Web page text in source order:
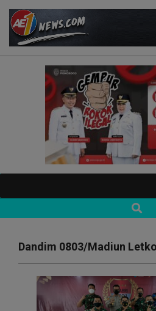
Skip
content
AE1NEWS
Navigation
Search
Dandim 0803/Madiun